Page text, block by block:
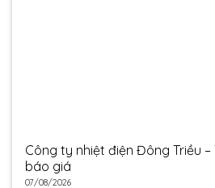
Công ty nhiệt điện Đông Triều –
báo giá
07/08/2026